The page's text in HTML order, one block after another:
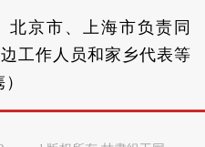
北京市、上海市负责同
工作人员和家乡代表等